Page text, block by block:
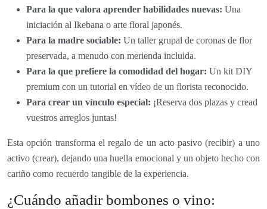
Para la que valora aprender habilidades nuevas: Una
iniciación al Ikebana o arte floral japonés.
Para la madre sociable: Un taller grupal de coronas de flor
preservada, a menudo con merienda incluida.
Para la que prefiere la comodidad del hogar: Un kit DIY
premium con un tutorial en vídeo de un florista reconocido.
Para crear un vínculo especial: ¡Reserva dos plazas y cread
vuestros arreglos juntas!
Esta opción transforma el regalo de un acto pasivo (recibir) a uno
activo (crear), dejando una huella emocional y un objeto hecho con
cariño como recuerdo tangible de la experiencia.
¿Cuándo añadir bombones o vino: